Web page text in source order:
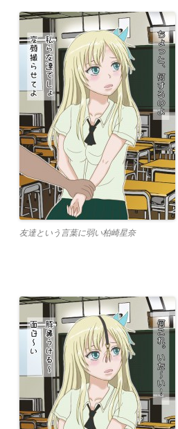
友達という言葉に弱い柏崎星奈